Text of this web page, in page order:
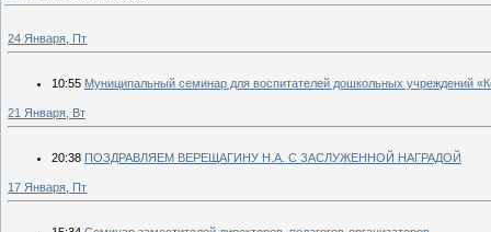
24 Января, Пт
10:55 Муниципальный семинар для воспитателей дошкольных учреждений
21 Января, Вт
20:38 ПОЗДРАВЛЯЕМ ВЕРЕЩАГИНУ Н.А. С ЗАСЛУЖЕННОЙ НАГРАДОЙ
17 Января, Пт